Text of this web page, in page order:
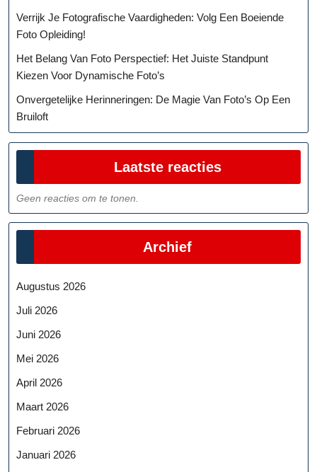
Verrijk Je Fotografische Vaardigheden: Volg Een Boeiende
Foto Opleiding!
Het Belang Van Foto Perspectief: Het Juiste Standpunt
Kiezen Voor Dynamische Foto’s
Onvergetelijke Herinneringen: De Magie Van Foto’s Op Een
Bruiloft
Laatste reacties
Geen reacties om te tonen.
Archief
Augustus 2026
Juli 2026
Juni 2026
Mei 2026
April 2026
Maart 2026
Februari 2026
Januari 2026